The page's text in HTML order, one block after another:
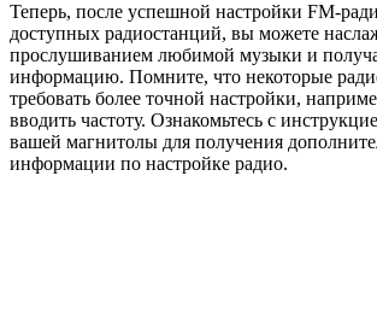
Теперь, после успешной настройки FM-
доступных радиостанций, вы можете
прослушиванием любимой музыки и
информацию. Помните, что некоторые
требовать более точной настройки,
вводить частоту. Ознакомьтесь с
вашей магнитолы для получения
информации по настройке радио.